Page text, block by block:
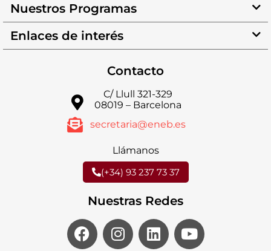
Nuestros Programas
Enlaces de interés
Contacto
C/ Llull 321-329
08019 – Barcelona
secretaria@eneb.es
Llámanos
(+34) 93 237 73 37
Nuestras Redes